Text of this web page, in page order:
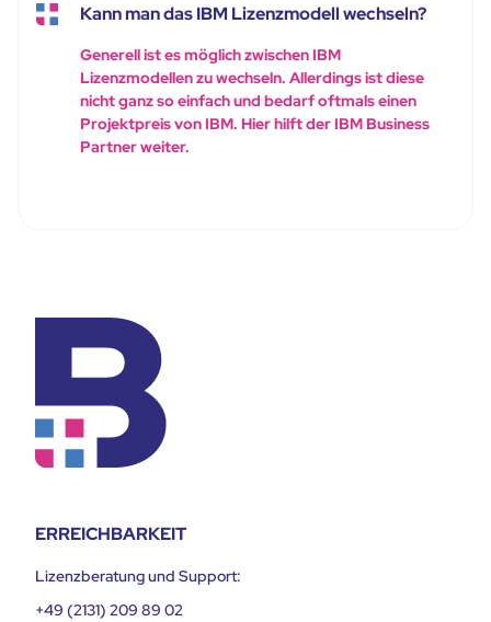
Kann man das IBM Lizenzmodell wechseln?
Generell ist es möglich zwischen IBM
Lizenzmodellen zu wechseln. Allerdings ist diese
nicht ganz so einfach und bedarf oftmals einen
Projektpreis von IBM. Hier hilft der IBM Business
Partner weiter.
ERREICHBARKEIT
Lizenzberatung und Support:
+49 (2131) 209 89 02